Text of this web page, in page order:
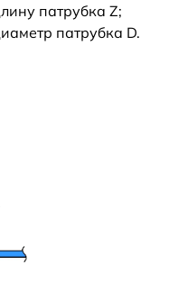
патрубка Z;
патрубка D.